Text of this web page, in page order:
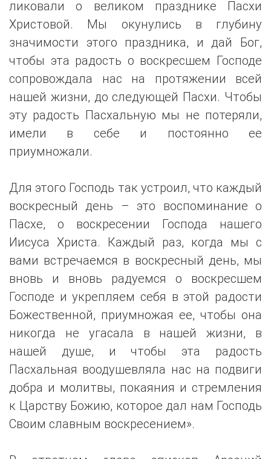
ликовали о великом празднике Пасхи
Христовой. Мы окунулись в глубину
значимости этого праздника, и дай Бог,
чтобы эта радость о воскресшем Господе
сопровождала нас на протяжении всей
нашей жизни, до следующей Пасхи. Чтобы
эту радость Пасхальную мы не потеряли,
имели в себе и постоянно ее
приумножали.
Для этого Господь так устроил, что каждый
воскресный день – это воспоминание о
Пасхе, о воскресении Господа нашего
Иисуса Христа. Каждый раз, когда мы с
вами встречаемся в воскресный день, мы
вновь и вновь радуемся о воскресшем
Господе и укрепляем себя в этой радости
Божественной, приумножая ее, чтобы она
никогда не угасала в нашей жизни, в
нашей душе, и чтобы эта радость
Пасхальная воодушевляла нас на подвиги
добра и молитвы, покаяния и стремления
к Царству Божию, которое дал нам Господь
Своим славным воскресением».